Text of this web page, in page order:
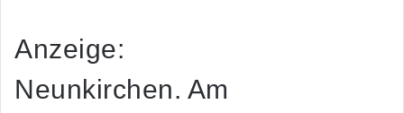
Anzeige:
Neunkirchen. Am